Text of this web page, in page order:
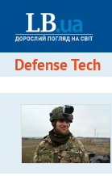
Defense Tech